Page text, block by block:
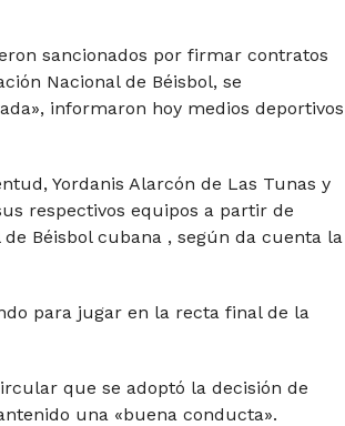
sancionados por firmar contratos
Nacional de Béisbol, se
informaron hoy medios deportivos
Yordanis Alarcón de Las Tunas y
respectivos equipos a partir de
Béisbol cubana , según da cuenta la
para jugar en la recta final de la
que se adoptó la decisión de
una «buena conducta».